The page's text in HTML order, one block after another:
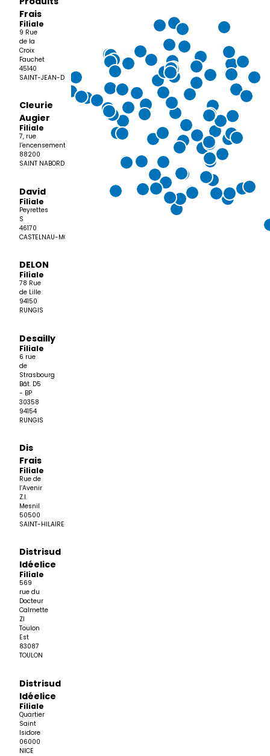
Frais
Filiale
9 Rue
de la
Croix
Fauchet
45140
SAINT-JEAN-DE-LA-RUELLE
Cleurie
Augier
Filiale
7, rue
l’encensement
88200
SAINT NABORD
David
Filiale
Peyrettes
S
46170
CASTELNAU-MONTRATIER-SAINTE-ALAUZIE
DELON
Filiale
78 Rue
de Lille
94150
RUNGIS
Desailly
Filiale
6 rue
de
Strasbourg
Bât. D5
- BP
30358
94154
RUNGIS
Dis
Frais
Filiale
Rue de
l’Avenir
Z.I.
Mesnil
50500
SAINT-HILAIRE-PETITVILLE
Distrisud
Idéelice
Filiale
569
rue du
Docteur
Calmette
ZI
Toulon
Est
83087
TOULON
Distrisud
Idéelice
Filiale
Quartier
Saint
Isidore
06000
NICE